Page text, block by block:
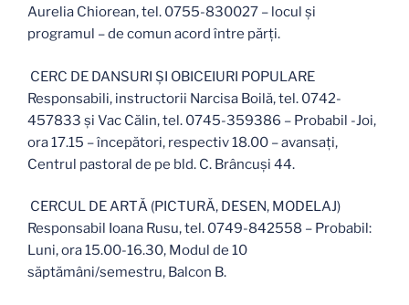
Aurelia Chiorean, tel. 0755-830027 – locul și
programul – de comun acord între părți.
CERC DE DANSURI ȘI OBICEIURI POPULARE
Responsabili, instructorii Narcisa Boilă, tel. 0742-
457833 şi Vac Călin, tel. 0745-359386 – Probabil -Joi,
ora 17.15 – începători, respectiv 18.00 – avansați,
Centrul pastoral de pe bld. C. Brâncuși 44.
CERCUL DE ARTĂ (PICTURĂ, DESEN, MODELAJ)
Responsabil Ioana Rusu, tel. 0749-842558 – Probabil:
Luni, ora 15.00-16.30, Modul de 10
săptămâni/semestru, Balcon B.